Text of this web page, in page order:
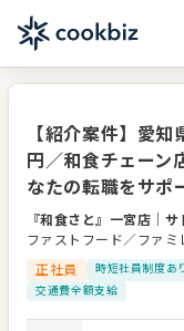
【紹介案件】愛
円／和食チェーン
なたの転職をサポ
『和食さと』一宮店
サ
ファストフード／ファミ
正社員
時短社員制度あ
交通費全額支給